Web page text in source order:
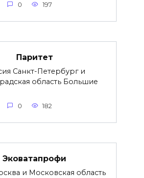
0 197
Паритет
Санкт-Петербург и
область Большие
0 182
Эковатапрофи
и Московская область